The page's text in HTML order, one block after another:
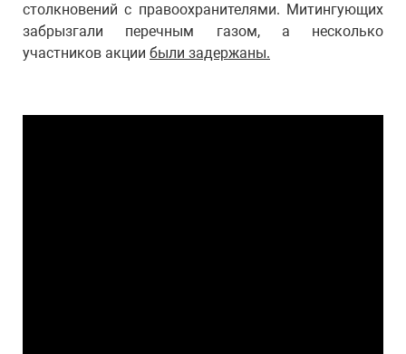
столкновений с правоохранителями. Митингующих
забрызгали перечным газом, а несколько
участников акции были задержаны.